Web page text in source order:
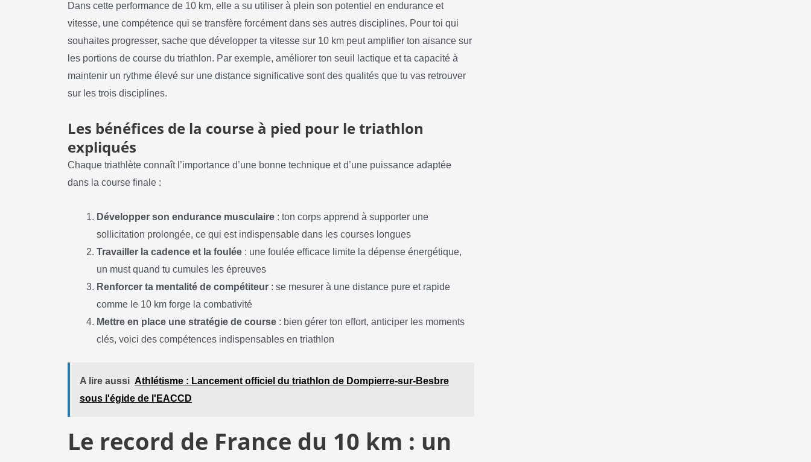
Dans cette performance de 10 km, elle a su utiliser à plein son potentiel en endurance et
vitesse, une compétence qui se transfère forcément dans ses autres disciplines. Pour toi qui
souhaites progresser, sache que développer ta vitesse sur 10 km peut amplifier ton aisance sur
les portions de course du triathlon. Par exemple, améliorer ton seuil lactique et ta capacité à
maintenir un rythme élevé sur une distance significative sont des qualités que tu vas retrouver
sur les trois disciplines.
Les bénéfices de la course à pied pour le triathlon
expliqués
Chaque triathlète connaît l’importance d’une bonne technique et d’une puissance adaptée
dans la course finale :
Développer son endurance musculaire : ton corps apprend à supporter une
sollicitation prolongée, ce qui est indispensable dans les courses longues
Travailler la cadence et la foulée : une foulée efficace limite la dépense énergétique,
un must quand tu cumules les épreuves
Renforcer ta mentalité de compétiteur : se mesurer à une distance pure et rapide
comme le 10 km forge la combativité
Mettre en place une stratégie de course : bien gérer ton effort, anticiper les moments
clés, voici des compétences indispensables en triathlon
A lire aussi Athlétisme : Lancement officiel du triathlon de Dompierre-sur-Besbre
sous l'égide de l'EACCD
Le record de France du 10 km : un